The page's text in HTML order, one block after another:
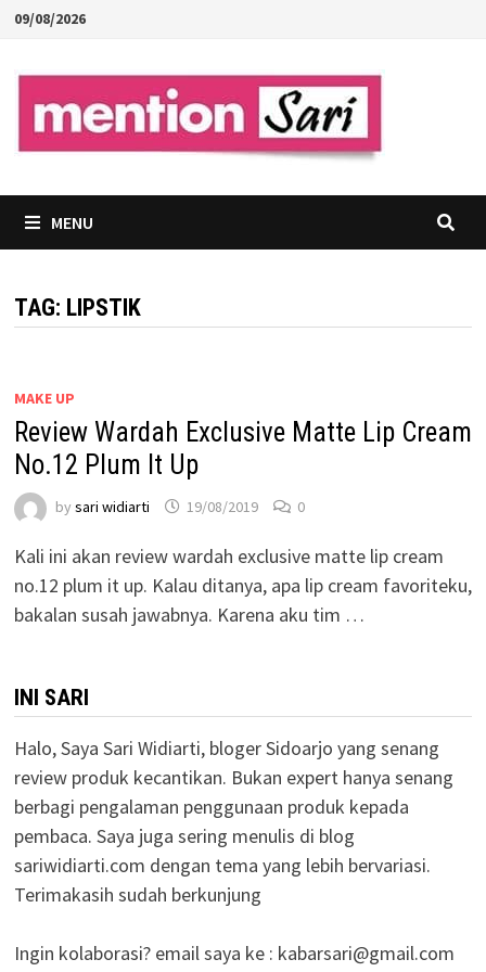
Skip
content
09/08/2026
MENU
TAG: LIPSTIK
MAKE UP
Review Wardah Exclusive Matte Lip Cream
No.12 Plum It Up
by sari widiarti 19/08/2019 0
Kali ini akan review wardah exclusive matte lip cream
no.12 plum it up. Kalau ditanya, apa lip cream favoriteku,
bakalan susah jawabnya. Karena aku tim …
INI SARI
Halo, Saya Sari Widiarti, bloger Sidoarjo yang senang
review produk kecantikan. Bukan expert hanya senang
berbagi pengalaman penggunaan produk kepada
pembaca. Saya juga sering menulis di blog
sariwidiarti.com dengan tema yang lebih bervariasi.
Terimakasih sudah berkunjung
Ingin kolaborasi? email saya ke : kabarsari@gmail.com